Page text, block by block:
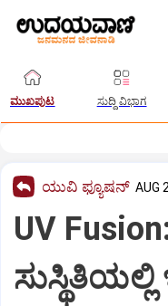
ಮುಖಪುಟ ಸುದ್ದಿ ವಿಭಾಗ
ಯುವಿ ಫ್ಯೂಷನ್ AUG
UV
ಸುಸ್ಥಿತಿಯಲ್ಲಿ